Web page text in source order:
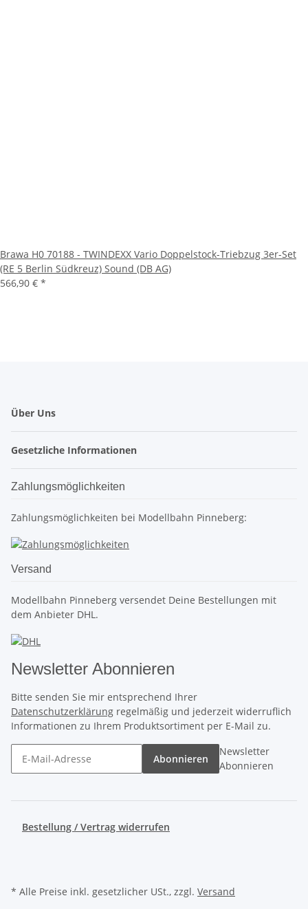
Brawa H0 70188 - TWINDEXX Vario Doppelstock-Triebzug 3er-Set
(RE 5 Berlin Südkreuz) Sound (DB AG)
566,90 € *
Über Uns
Gesetzliche Informationen
Zahlungsmöglichkeiten
Zahlungsmöglichkeiten bei Modellbahn Pinneberg:
Versand
Modellbahn Pinneberg versendet Deine Bestellungen mit
dem Anbieter DHL.
Newsletter Abonnieren
Bitte senden Sie mir entsprechend Ihrer
Datenschutzerklärung regelmäßig und jederzeit widerruflich
Informationen zu Ihrem Produktsortiment per E-Mail zu.
Abonnieren
Newsletter
Abonnieren
Bestellung / Vertrag widerrufen
* Alle Preise inkl. gesetzlicher USt., zzgl. Versand